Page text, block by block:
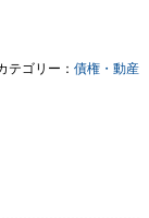
テゴリー：債権・動産